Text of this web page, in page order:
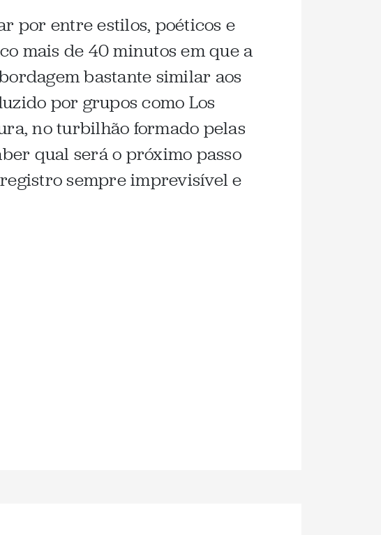
por entre estilos, poéticos e
mais de 40 minutos em que a
bastante similar aos
por grupos como Los
no turbilhão formado pelas
qual será o próximo passo
sempre imprevisível e